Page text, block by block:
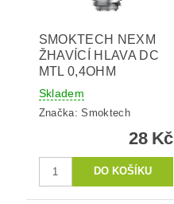
SMOKTECH NEXM
ŽHAVÍCÍ HLAVA DC
MTL 0,4OHM
Skladem
Značka:Smoktech
28 Kč